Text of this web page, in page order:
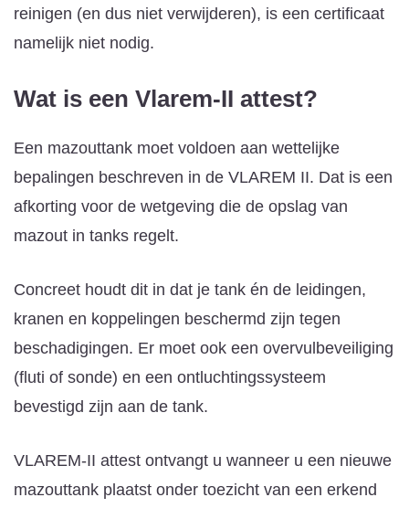
reinigen (en dus niet verwijderen), is een certificaat
namelijk niet nodig.
Wat is een Vlarem-II attest?
Een mazouttank moet voldoen aan wettelijke
bepalingen beschreven in de VLAREM II. Dat is een
afkorting voor de wetgeving die de opslag van
mazout in tanks regelt.
Concreet houdt dit in dat je tank én de leidingen,
kranen en koppelingen beschermd zijn tegen
beschadigingen. Er moet ook een overvulbeveiliging
(fluti of sonde) en een ontluchtingssysteem
bevestigd zijn aan de tank.
VLAREM-II attest ontvangt u wanneer u een nieuwe
mazouttank plaatst onder toezicht van een erkend